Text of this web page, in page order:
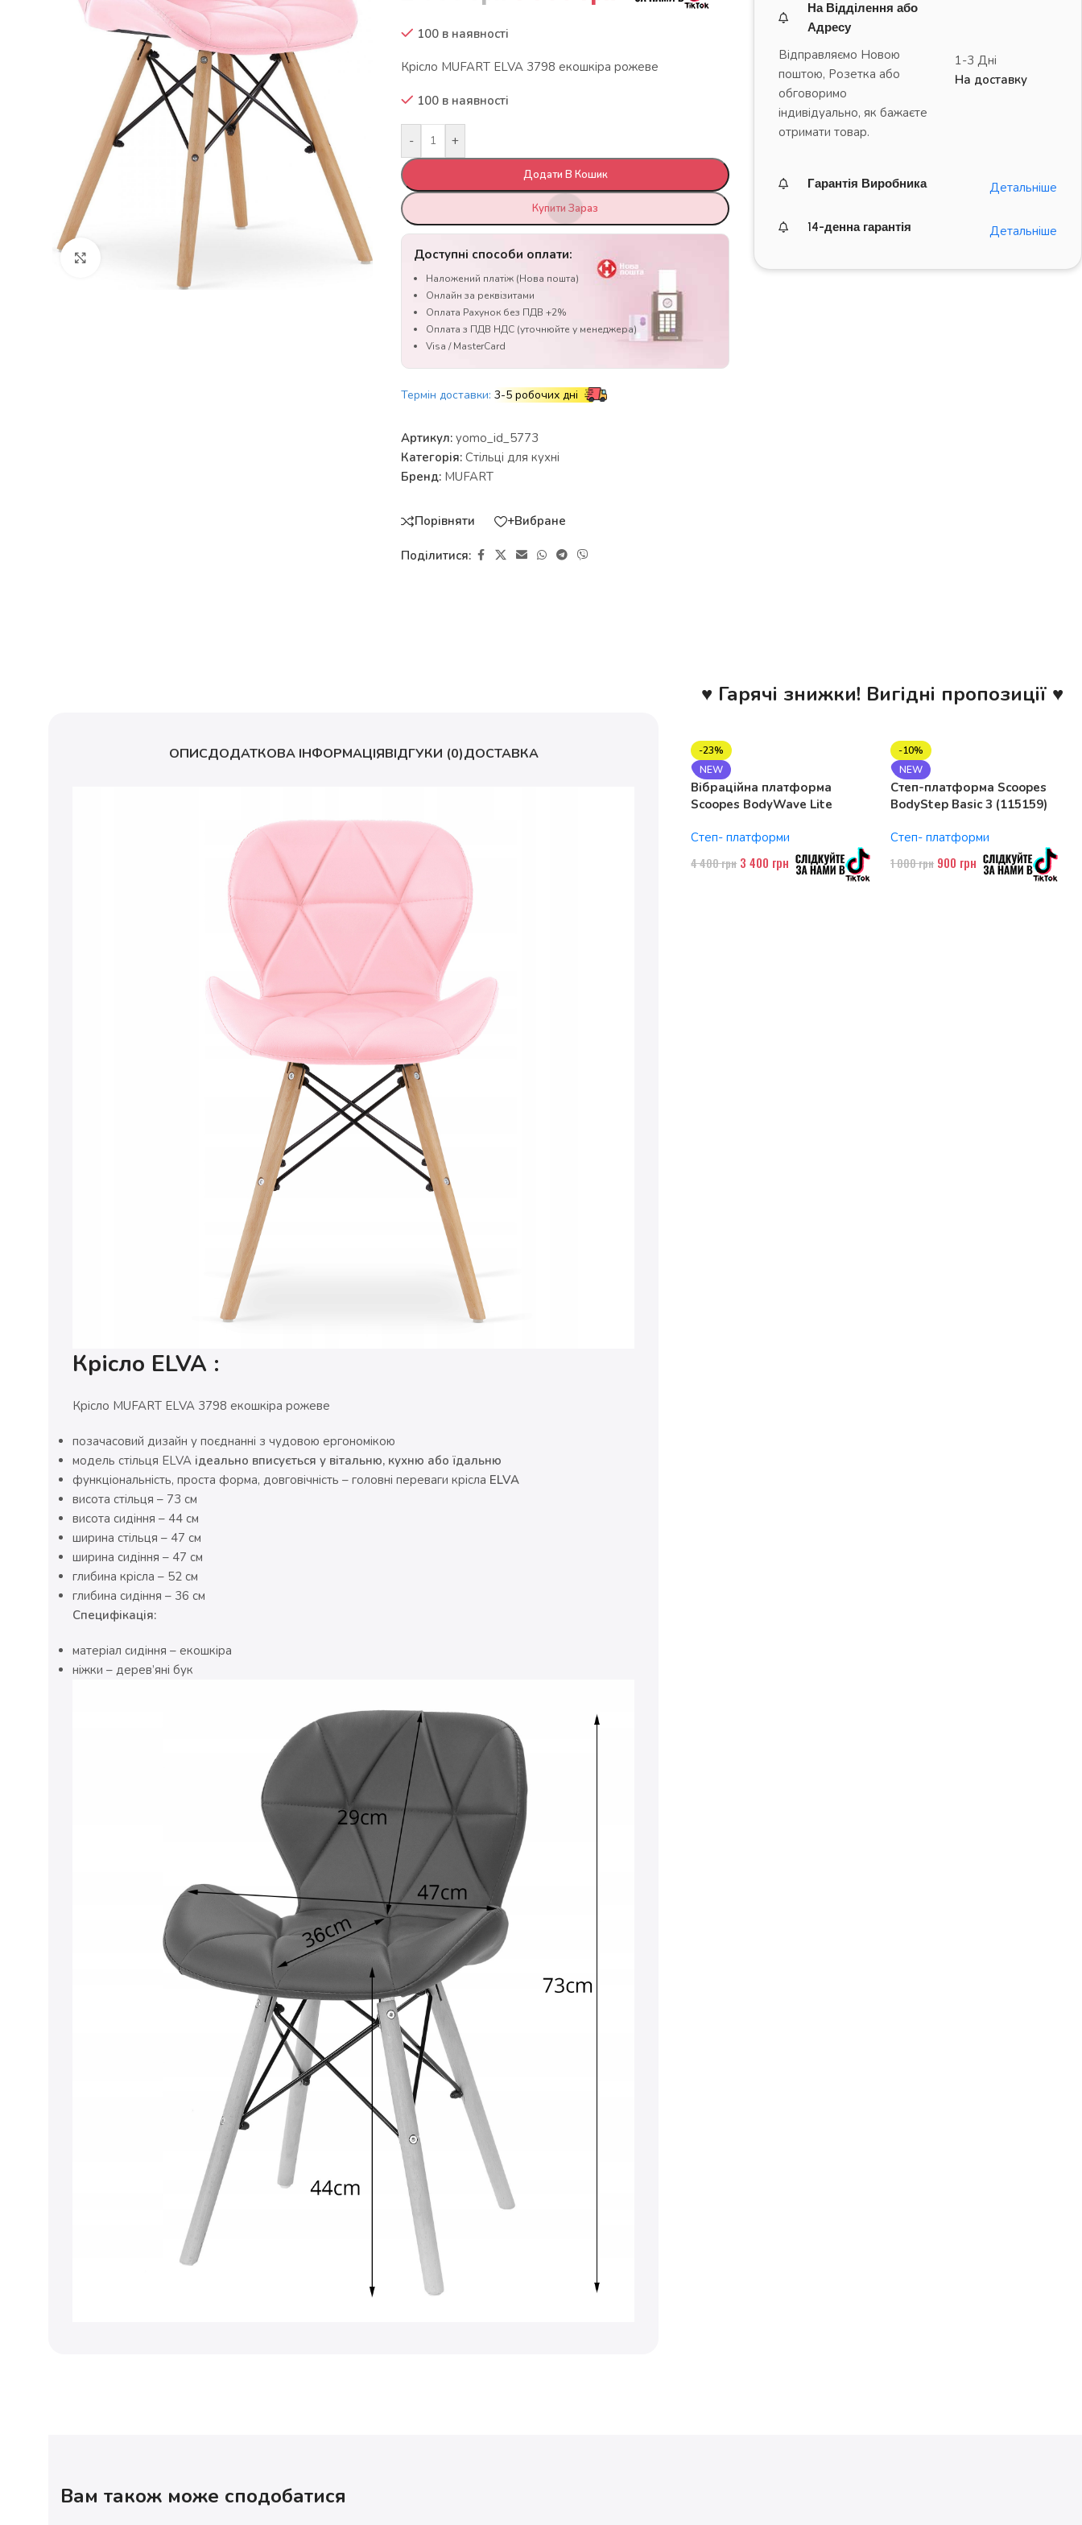
Натисніть, щоб збільшити
100 в наявності
Крісло MUFART ELVA 3798 екошкіра рожеве
100 в наявності
- +
Додати В Кошик
Купити Зараз
Доступні способи оплати:
Наложений платіж (Нова пошта)
Онлайн за реквізитами
Оплата Рахунок без ПДВ +2%
Оплата з ПДВ НДС (уточнюйте у менеджера)
Visa / MasterCard
Термін доставки: 3-5 робочих дні
Артикул: yomo_id_5773
Категорія: Стільці для кухні
Бренд: MUFART
Порівняти +Вибране
Поділитися:
На Відділення або
Адресу
Відправляємо Новою
поштою, Розетка або
обговоримо
індивідуально, як бажаєте
отримати товар.
1-3 Дні
На доставку
Гарантія Виробника Детальніше
14-денна гарантія Детальніше
ОПИСДОДАТКОВА ІНФОРМАЦІЯВІДГУКИ (0)ДОСТАВКА
Крісло ELVA :
Крісло MUFART ELVA 3798 екошкіра рожеве
позачасовий дизайн у поєднанні з чудовою ергономікою
модель стільця ELVA ідеально вписується у вітальню, кухню або їдальню
функціональність, проста форма, довговічність – головні переваги крісла ELVA
висота стільця – 73 см
висота сидіння – 44 см
ширина стільця – 47 см
ширина сидіння – 47 см
глибина крісла – 52 см
глибина сидіння – 36 см
Специфікація:
матеріал сидіння – екошкіра
ніжки – дерев’яні бук
♥ Гарячі знижки! Вигідні пропозиції ♥
-23%
NEW
Вібраційна платформа
Scoopes BodyWave Lite
Степ- платформи
4 400грн 3 400 грн
-10%
NEW
Степ-платформа Scoopes
BodyStep Basic 3 (115159)
рівні
Степ- платформи
1 000грн 900 грн
Вам також може сподобатися